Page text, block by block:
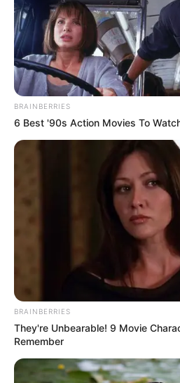
BRAINBERRIES
6 Best '90s Action Movies To
BRAINBERRIES
They're Unbearable! 9 Movie
Remember